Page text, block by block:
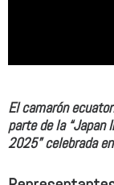
El camarón
parte de la “Japan
2025” celebrada